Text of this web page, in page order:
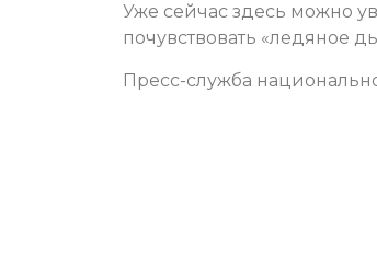
Уже сейчас здесь можно
почувствовать «ледяное
Пресс-служба